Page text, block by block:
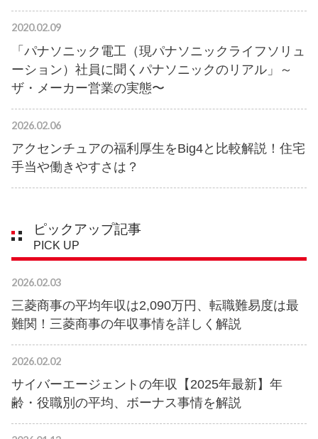
2020.02.09
「パナソニック電工（現パナソニックライフソリュ
ーション）社員に聞くパナソニックのリアル」～
ザ・メーカー営業の実態〜
2026.02.06
アクセンチュアの福利厚生をBig4と比較解説！住宅
手当や働きやすさは？
ピックアップ記事
PICK UP
2026.02.03
三菱商事の平均年収は2,090万円、転職難易度は最
難関！三菱商事の年収事情を詳しく解説
2026.02.02
サイバーエージェントの年収【2025年最新】年
齢・役職別の平均、ボーナス事情を解説